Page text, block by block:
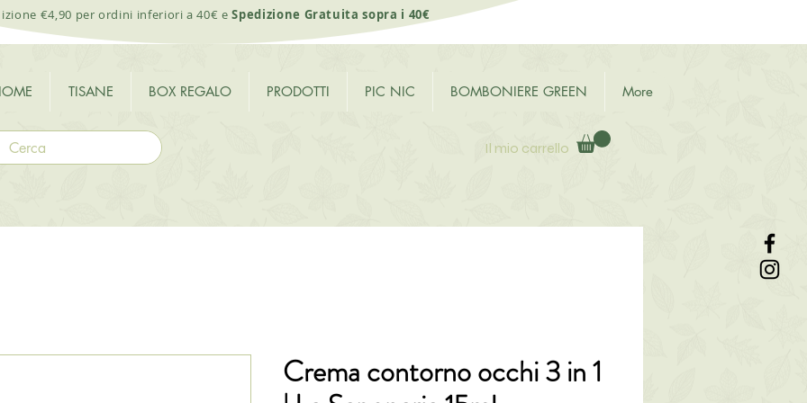
TISANE BOX REGALO PRODOTTI PIC NIC BOMBONIERE GREEN More
Il mio carrello
€4,90 per ordini inferiori a 40€ eSpedizione Gratuita sopra i 40€
Crema contorno occhi 3 in 1